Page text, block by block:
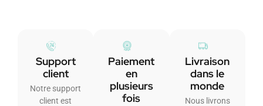
Support
client
Notre support
client est
Paiement
en
plusieurs
fois
Livraison
dans le
monde
Nous livrons